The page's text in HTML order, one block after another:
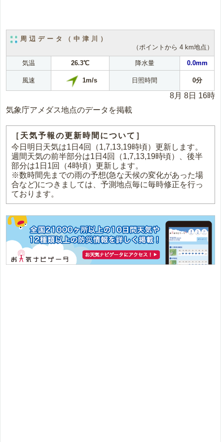
周辺データ（中津川）
（ポイントから 4 km地点）
気温 26.3℃ 降水量 0.0mm
風速 1m/s 日照時間 0分
8月 8日 16時
気象庁アメダス地点のデータを掲載
［天気予報の更新時間について］
今日明日天気は1日4回（1,7,13,19時頃）更新します。
週間天気の前半部分は1日4回（1,7,13,19時頃）、後半
部分は1日1回（4時頃）更新します。
※数時間先までの雨の予想(急な天候の変化があった場
合など)につきましては、予測地点毎に毎時修正を行っ
ております。